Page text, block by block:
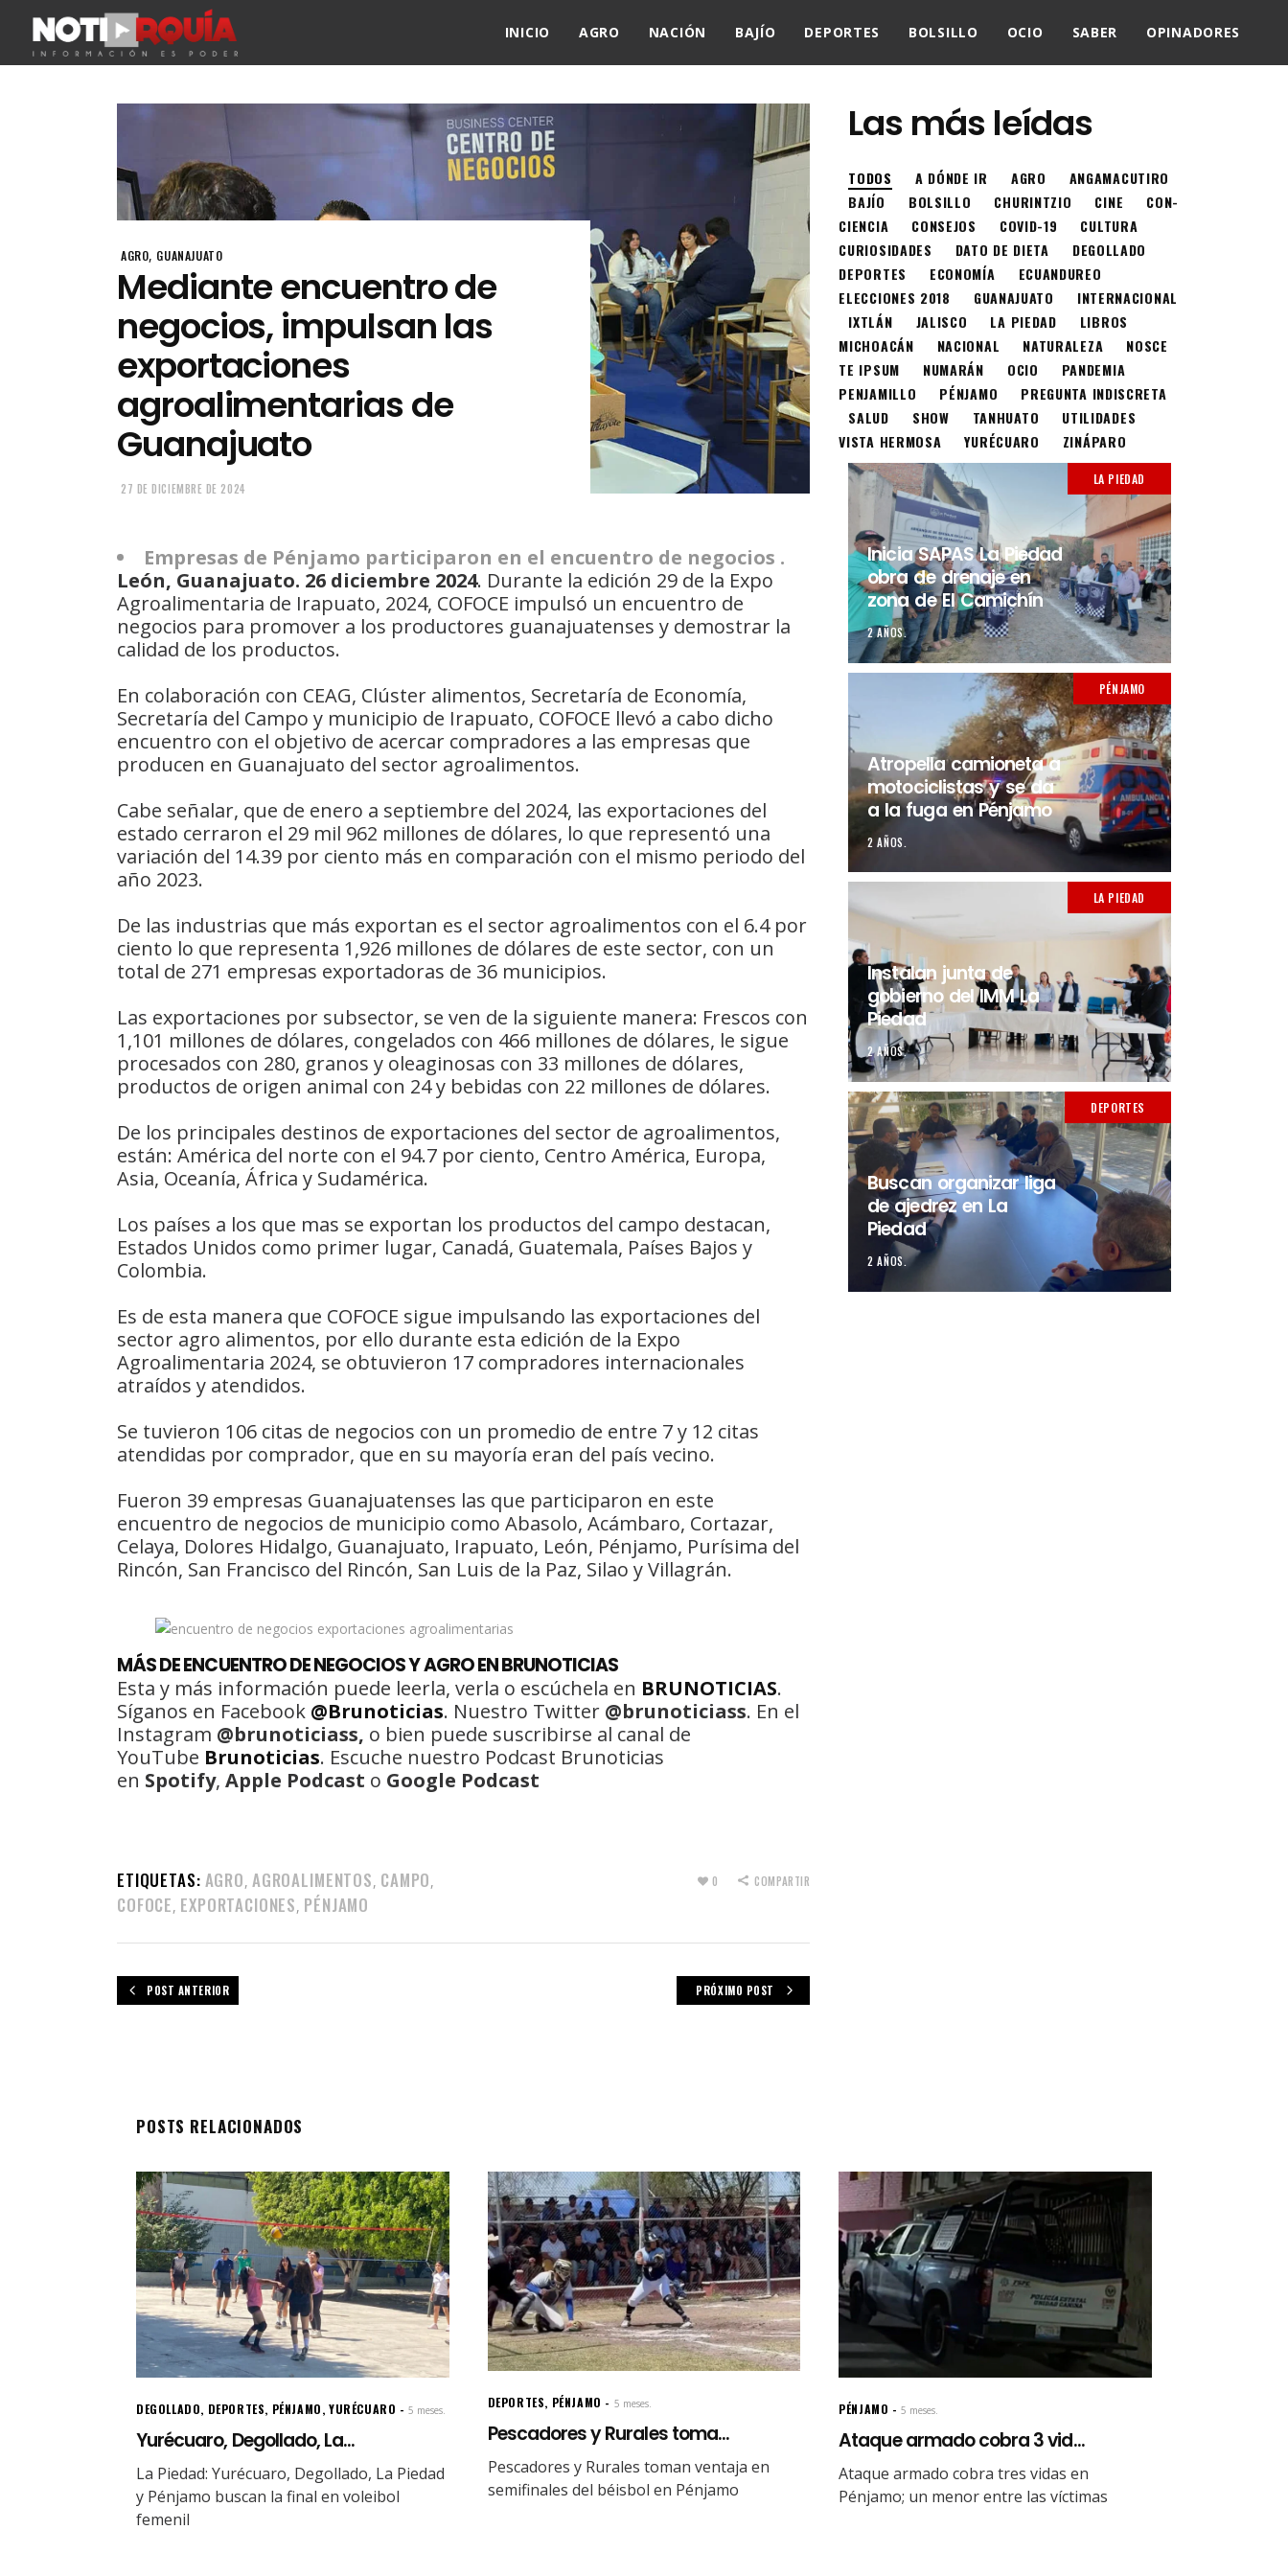
INICIO AGRO NACIÓN BAJÍO DEPORTES BOLSILLO OCIO SABER OPINADORES
AGRO, GUANAJUATO
Mediante encuentro de
negocios, impulsan las
exportaciones
agroalimentarias de
Guanajuato
27 DE DICIEMBRE DE 2024
Empresas de Pénjamo participaron en el encuentro de negocios .
León, Guanajuato. 26 diciembre 2024. Durante la edición 29 de la Expo
Agroalimentaria de Irapuato, 2024, COFOCE impulsó un encuentro de
negocios para promover a los productores guanajuatenses y demostrar la
calidad de los productos.
En colaboración con CEAG, Clúster alimentos, Secretaría de Economía,
Secretaría del Campo y municipio de Irapuato, COFOCE llevó a cabo dicho
encuentro con el objetivo de acercar compradores a las empresas que
producen en Guanajuato del sector agroalimentos.
Cabe señalar, que de enero a septiembre del 2024, las exportaciones del
estado cerraron el 29 mil 962 millones de dólares, lo que representó una
variación del 14.39 por ciento más en comparación con el mismo periodo del
año 2023.
De las industrias que más exportan es el sector agroalimentos con el 6.4 por
ciento lo que representa 1,926 millones de dólares de este sector, con un
total de 271 empresas exportadoras de 36 municipios.
Las exportaciones por subsector, se ven de la siguiente manera: Frescos con
1,101 millones de dólares, congelados con 466 millones de dólares, le sigue
procesados con 280, granos y oleaginosas con 33 millones de dólares,
productos de origen animal con 24 y bebidas con 22 millones de dólares.
De los principales destinos de exportaciones del sector de agroalimentos,
están: América del norte con el 94.7 por ciento, Centro América, Europa,
Asia, Oceanía, África y Sudamérica.
Los países a los que mas se exportan los productos del campo destacan,
Estados Unidos como primer lugar, Canadá, Guatemala, Países Bajos y
Colombia.
Es de esta manera que COFOCE sigue impulsando las exportaciones del
sector agro alimentos, por ello durante esta edición de la Expo
Agroalimentaria 2024, se obtuvieron 17 compradores internacionales
atraídos y atendidos.
Se tuvieron 106 citas de negocios con un promedio de entre 7 y 12 citas
atendidas por comprador, que en su mayoría eran del país vecino.
Fueron 39 empresas Guanajuatenses las que participaron en este
encuentro de negocios de municipio como Abasolo, Acámbaro, Cortazar,
Celaya, Dolores Hidalgo, Guanajuato, Irapuato, León, Pénjamo, Purísima del
Rincón, San Francisco del Rincón, San Luis de la Paz, Silao y Villagrán.
MÁS DE ENCUENTRO DE NEGOCIOS Y AGRO EN BRUNOTICIAS
Esta y más información puede leerla, verla o escúchela en BRUNOTICIAS.
Síganos en Facebook @Brunoticias. Nuestro Twitter @brunoticiass. En el
Instagram @brunoticiass, o bien puede suscribirse al canal de
YouTube Brunoticias. Escuche nuestro Podcast Brunoticias
en Spotify, Apple Podcast o Google Podcast
ETIQUETAS: AGRO, AGROALIMENTOS, CAMPO,
COFOCE, EXPORTACIONES, PÉNJAMO
0 COMPARTIR
POST ANTERIOR PRÓXIMO POST
Las más leídas
TODOS A DÓNDE IR AGRO
ANGAMACUTIRO
BAJÍO
BOLSILLO CHURINTZIO CINE
CON-
CIENCIA
CONSEJOS COVID-19
CULTURA
CURIOSIDADES
DATO DE DIETA
DEGOLLADO
DEPORTES
ECONOMÍA
ECUANDUREO
ELECCIONES 2018
GUANAJUATO
INTERNACIONAL
IXTLÁN
JALISCO LA PIEDAD
LIBROS
MICHOACÁN
NACIONAL NATURALEZA
NOSCE
TE IPSUM
NUMARÁN OCIO
PANDEMIA
PENJAMILLO
PÉNJAMO
PREGUNTA INDISCRETA
SALUD
SHOW TANHUATO
UTILIDADES
VISTA HERMOSA
YURÉCUARO ZINÁPARO
LA PIEDAD
Inicia SAPAS La Piedad
obra de drenaje en
zona de El Camichín
2 AÑOS.
PÉNJAMO
Atropella camioneta a
motociclistas y se da
a la fuga en Pénjamo
2 AÑOS.
LA PIEDAD
Instalan junta de
gobierno del IMM La
Piedad
2 AÑOS.
DEPORTES
Buscan organizar liga
de ajedrez en La
Piedad
2 AÑOS.
POSTS RELACIONADOS
DEGOLLADO, DEPORTES, PÉNJAMO,YURÉCUARO 5 meses.
Yurécuaro, Degollado, La...
La Piedad: Yurécuaro, Degollado, La Piedad
y Pénjamo buscan la final en voleibol
femenil
DEPORTES, PÉNJAMO 5 meses.
Pescadores y Rurales toma...
Pescadores y Rurales toman ventaja en
semifinales del béisbol en Pénjamo
PÉNJAMO 5 meses.
Ataque armado cobra 3 vid...
Ataque armado cobra tres vidas en
Pénjamo; un menor entre las víctimas